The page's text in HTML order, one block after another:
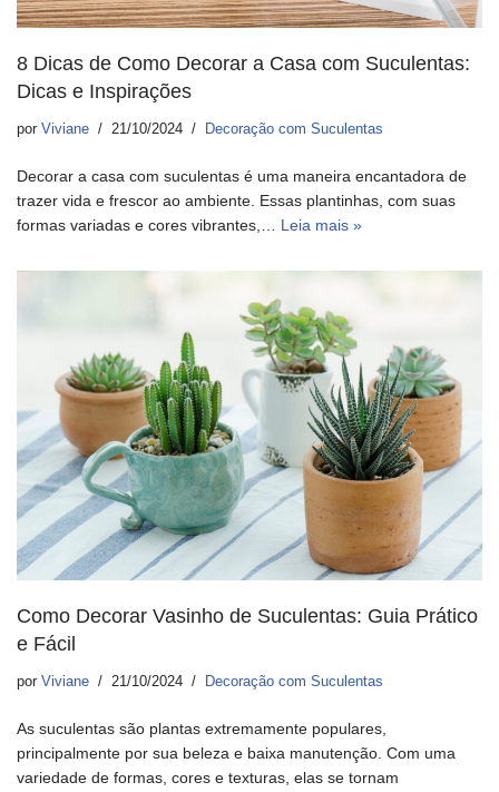
8 Dicas de Como Decorar a Casa com Suculentas:
Dicas e Inspirações
por Viviane 21/10/2024 Decoração com Suculentas
Decorar a casa com suculentas é uma maneira encantadora de
trazer vida e frescor ao ambiente. Essas plantinhas, com suas
formas variadas e cores vibrantes,… Leia mais »
Como Decorar Vasinho de Suculentas: Guia Prático
e Fácil
por Viviane 21/10/2024 Decoração com Suculentas
As suculentas são plantas extremamente populares,
principalmente por sua beleza e baixa manutenção. Com uma
variedade de formas, cores e texturas, elas se tornam